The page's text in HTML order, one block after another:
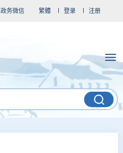
政务微信 繁體 登录 注册